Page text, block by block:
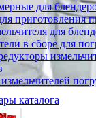
для
приготовления
для
в сборе для
каталога